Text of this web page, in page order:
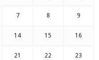
7 8 9
14 15 16
21 22 23